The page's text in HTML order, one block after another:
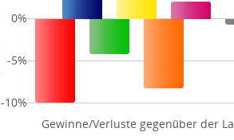
Gewinne/Verluste gegenüber der
0%
-5%
-10%